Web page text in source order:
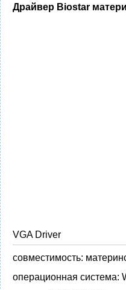
Драйвер Biostar
VGA Driver
совместимость:
операционная система: